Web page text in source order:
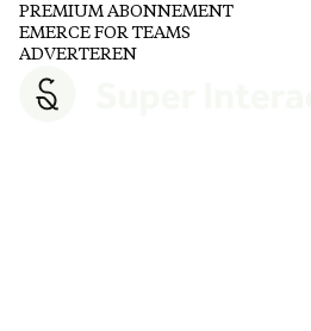
PREMIUM ABONNEMENT
EMERCE FOR TEAMS
ADVERTEREN